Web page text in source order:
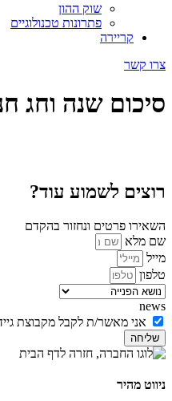
שוק ההון
פתרונות טכנולוגיים
קריירה
צרו קשר
סיכום שנה וחג
רוצים לשמוע עוד?
השאירו פרטים ונחזור בהקדם
שם מלא
מייל
טלפון
news
אני מאשר/ת לקבל מקבוצת
שליחה
ניווט מהיר